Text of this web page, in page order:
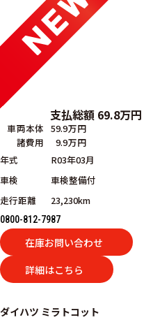
支払総額 69.8万円
車両本体 59.9万円
諸費用
9.9万円
年式
R03年03月
車検
車検整備付
走行距離
23,230km
0800-812-7987
在庫お問い合わせ
詳細はこちら
ダイハツ ミラトコット